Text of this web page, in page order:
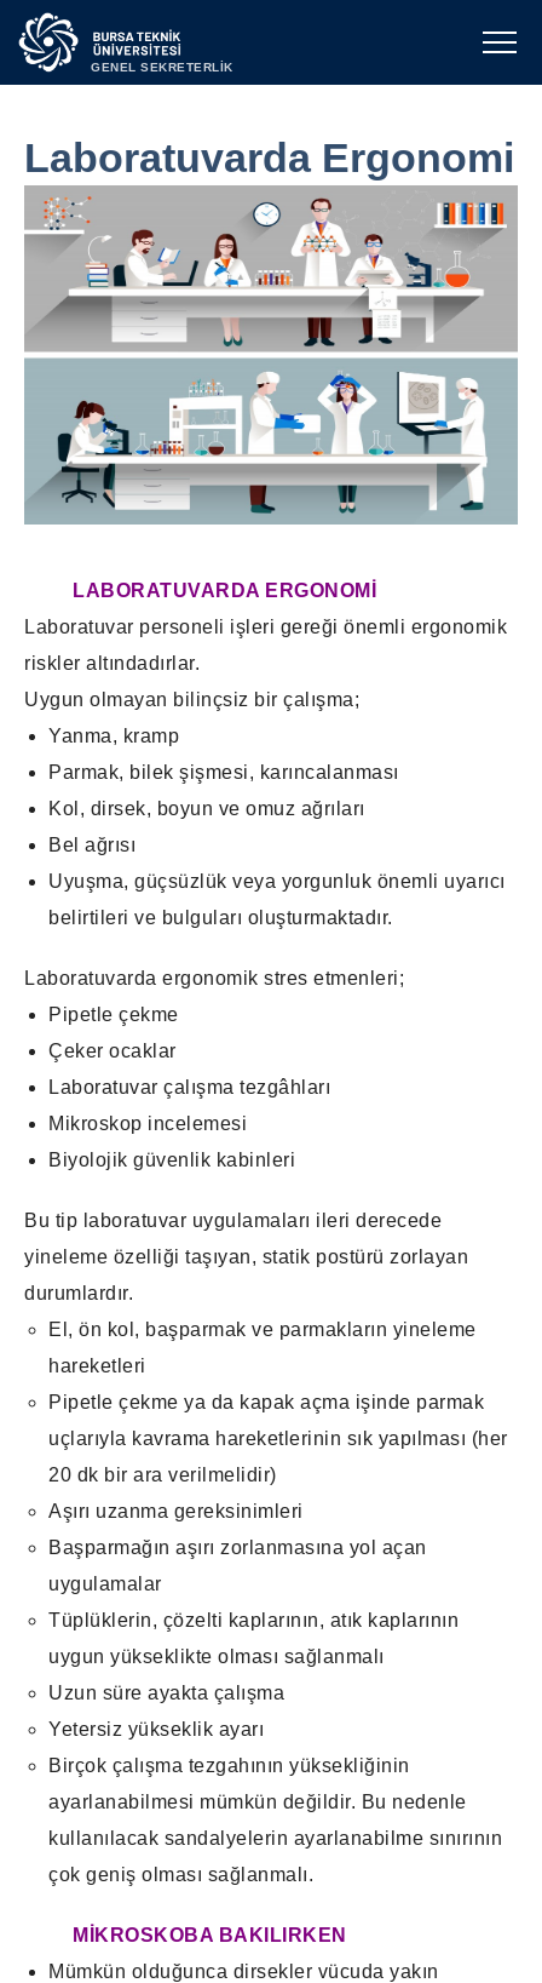
GENEL SEKRETERLİK
Laboratuvarda Ergonomi
LABORATUVARDA ERGONOMİ
Laboratuvar personeli işleri gereği önemli ergonomik
riskler altındadırlar.
Uygun olmayan bilinçsiz bir çalışma;
Yanma, kramp
Parmak, bilek şişmesi, karıncalanması
Kol, dirsek, boyun ve omuz ağrıları
Bel ağrısı
Uyuşma, güçsüzlük veya yorgunluk önemli uyarıcı
belirtileri ve bulguları oluşturmaktadır.
Laboratuvarda ergonomik stres etmenleri;
Pipetle çekme
Çeker ocaklar
Laboratuvar çalışma tezgâhları
Mikroskop incelemesi
Biyolojik güvenlik kabinleri
Bu tip laboratuvar uygulamaları ileri derecede
yineleme özelliği taşıyan, statik postürü zorlayan
durumlardır.
El, ön kol, başparmak ve parmakların yineleme
hareketleri
Pipetle çekme ya da kapak açma işinde parmak
uçlarıyla kavrama hareketlerinin sık yapılması (her
20 dk bir ara verilmelidir)
Aşırı uzanma gereksinimleri
Başparmağın aşırı zorlanmasına yol açan
uygulamalar
Tüplüklerin, çözelti kaplarının, atık kaplarının
uygun yükseklikte olması sağlanmalı
Uzun süre ayakta çalışma
Yetersiz yükseklik ayarı
Birçok çalışma tezgahının yüksekliğinin
ayarlanabilmesi mümkün değildir. Bu nedenle
kullanılacak sandalyelerin ayarlanabilme sınırının
çok geniş olması sağlanmalı.
MİKROSKOBA BAKILIRKEN
Mümkün olduğunca dirsekler vücuda yakın